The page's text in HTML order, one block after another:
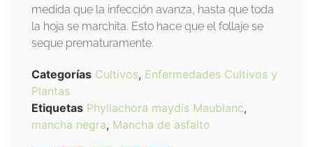
medida que la infección avanza, hasta que toda
la hoja se marchita. Esto hace que el follaje se
seque prematuramente.
Categorías Cultivos, Enfermedades Cultivos y
Plantas
Etiquetas Phyllachora maydis Maublanc,
mancha negra, Mancha de asfalto